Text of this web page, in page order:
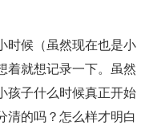
时候（虽然现在也是小
着就想记录一下。虽然
孩子什么时候真正开始
清的吗？怎么样才明白